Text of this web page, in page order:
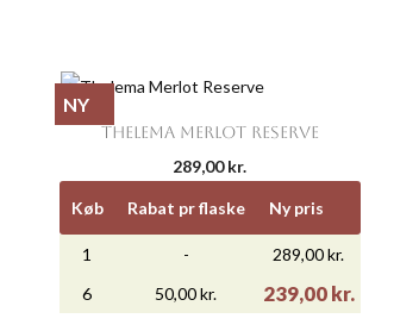
 Vis her
THELEMA MERLOT RESERVE
289,00 kr.
Køb Rabat pr flaske Ny pris
1 -
289,00 kr.
6
50,00 kr. 239,00 kr.
NY